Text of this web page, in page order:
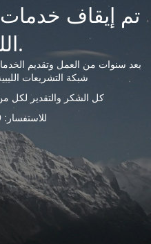
تم إيقاف
الليبية.
بعد سنوات من العمل وتقديم
شبكة التشريعات الليبية
كل الشكر والتقدير لكل
للاستفسار: 0928080169